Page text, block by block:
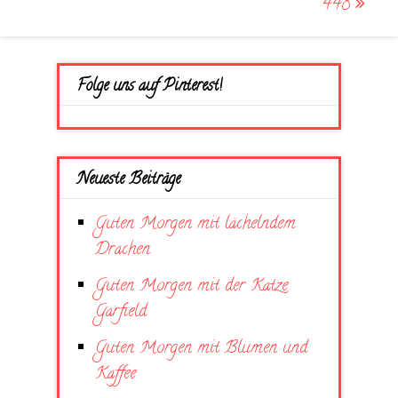
448
Folge uns auf Pinterest!
Neueste Beiträge
Guten Morgen mit lächelndem
Drachen
Guten Morgen mit der Katze
Garfield
Guten Morgen mit Blumen und
Kaffee